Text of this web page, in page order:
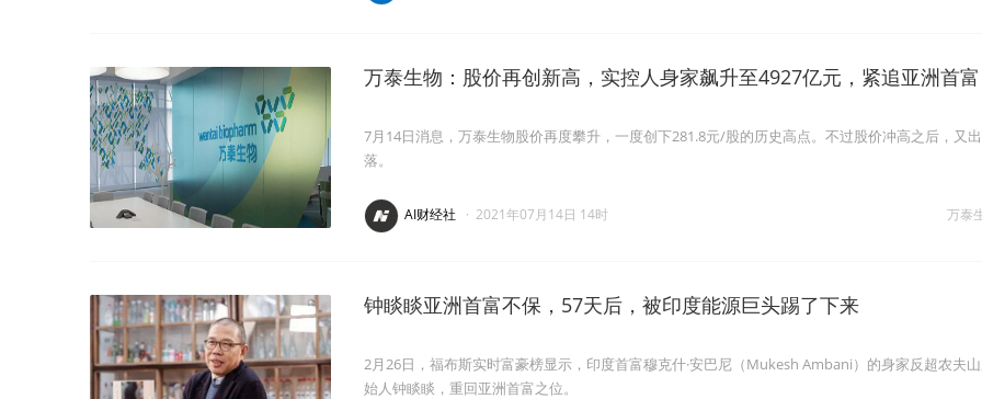
万泰生物：股价再创新高，实控人身家飙升至4927亿元，紧追亚洲首富
7月14日消息，万泰生物股价再度攀升，一度创下281.8元/股的历史高点。不过股价冲高之后，又
落。
万泰
AI财经社 · 2021年07月14日 14时
钟睒睒亚洲首富不保，57天后，被印度能源巨头踢了下来
2月26日，福布斯实时富豪榜显示，印度首富穆克什·安巴尼（Mukesh Ambani）的身家反超农夫
始人钟睒睒，重回亚洲首富之位。